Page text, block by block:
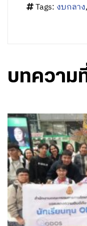
Tags: งบกลาง,
บทความ